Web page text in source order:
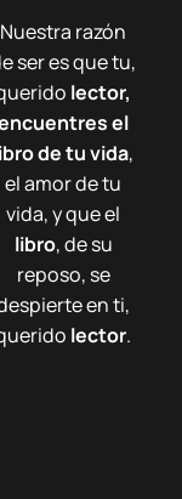
Nuestra razón
ser es que tu,
lector,
el
de tu vida,
el amor de tu
vida, y que el
libro, de su
reposo, se
en ti,
lector.